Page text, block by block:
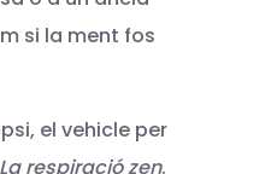
si la ment fos
el vehicle per
La respiració zen.